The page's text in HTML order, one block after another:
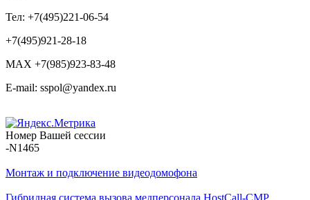
Тел: +7(495)221-06-54
+7(495)921-28-18
MAX +7(985)923-83-48
E-mail: sspol@yandex.ru
Номер Вашей сессии
-N1465
Монтаж и подключение видеодомофона
Гибридная система вызова медперсонала HostCall-CMP